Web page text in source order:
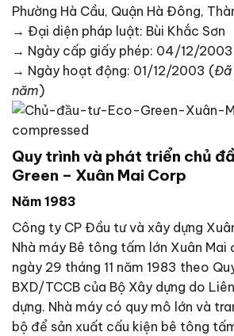
Phường Hà Cầu, Quận Hà Đông,
→ Đại diện pháp luật: Bùi Khắc Sơn
→ Ngày cấp giấy phép: 04/12/2003
→ Ngày hoạt động: 01/12/2003 (Đã
năm)
Quy trình và phát triển chủ
Green – Xuân Mai Corp
Năm 1983
Công ty CP Đầu tư và xây dựng
Nhà máy Bê tông tấm lớn Xuân Mai
ngày 29 tháng 11 năm 1983 theo
BXD/TCCB của Bộ Xây dựng do
dựng. Nhà máy có quy mô lớn và
bộ để sản xuất cấu kiện bê tông